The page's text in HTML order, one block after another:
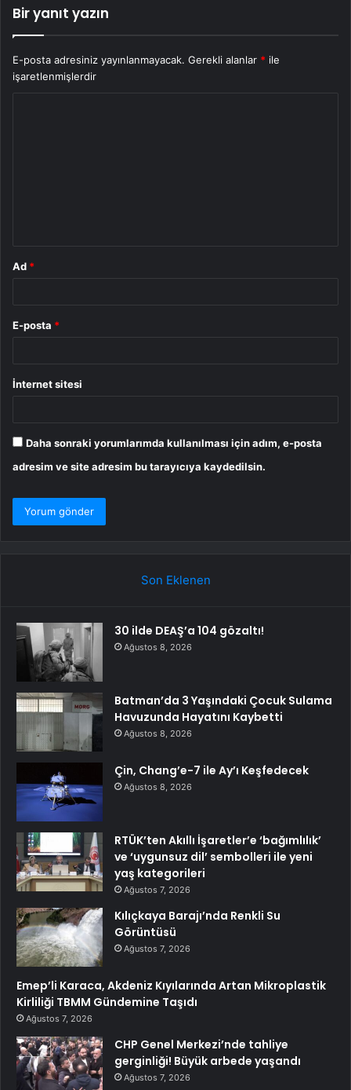
Bir yanıt yazın
E-posta adresiniz yayınlanmayacak. Gerekli alanlar * ile
işaretlenmişlerdir
Ad *
E-posta *
İnternet sitesi
Daha sonraki yorumlarımda kullanılması için adım, e-posta
adresim ve site adresim bu tarayıcıya kaydedilsin.
Son Eklenen
30 ilde DEAŞ’a 104 gözaltı!
Ağustos 8, 2026
Batman’da 3 Yaşındaki Çocuk Sulama
Havuzunda Hayatını Kaybetti
Ağustos 8, 2026
Çin, Chang’e-7 ile Ay’ı Keşfedecek
Ağustos 8, 2026
RTÜK’ten Akıllı İşaretler’e ‘bağımlılık’
ve ‘uygunsuz dil’ sembolleri ile yeni
yaş kategorileri
Ağustos 7, 2026
Kılıçkaya Barajı’nda Renkli Su
Görüntüsü
Ağustos 7, 2026
Emep’li Karaca, Akdeniz Kıyılarında Artan Mikroplastik
Kirliliği TBMM Gündemine Taşıdı
Ağustos 7, 2026
CHP Genel Merkezi’nde tahliye
gerginliği! Büyük arbede yaşandı
Ağustos 7, 2026